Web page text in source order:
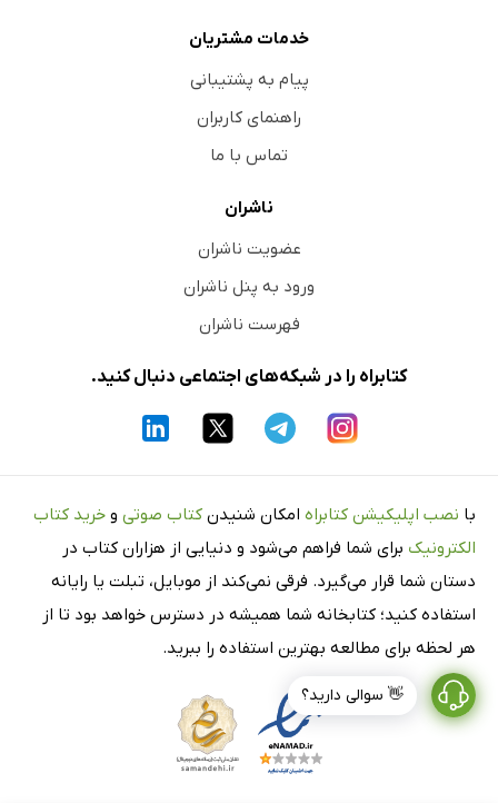
فصل ششم: کابل، تابستان و پاییز 1385
ترس مردم از بازگشت طالبان
سرزمین دره‌ها، سه ماه بعد
جادۀ پنجشیر، پول گمشده و خبرنگار فرانسوى
باران، بوی کباب و زنانی در پشت پرده
بزرگداشت احمد شاملو در کابل
فصل هفتم: کابل، پاییز 1386
گفت‌وگو با لطیف پدرام
زنان قندهار
👋 سوالی دارید؟
خدمات مشتریان
پیام به پشتیبانی
راهنمای کاربران
تماس با ما
ناشران
عضویت ناشران
ورود به پنل ناشران
فهرست ناشران
کتابراه را در شبکه‌های اجتماعی دنبال کنید.
با نصب اپلیکیشن کتابراه امکان شنیدن کتاب صوتی و خرید کتاب
الکترونیک برای شما فراهم می‌شود و دنیایی از هزاران کتاب در
دستان شما قرار می‌گیرد. فرقی نمی‌کند از موبایل، تبلت یا رایانه
استفاده کنید؛ کتابخانه شما همیشه در دسترس خواهد بود تا از
هر لحظه برای مطالعه بهترین استفاده را ببرید.